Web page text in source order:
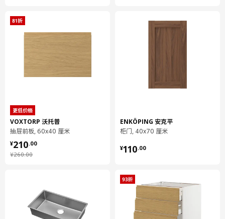
容量
包装数量
保养说明
用布块沾中性清洁剂充分擦洗
用干净布块擦干
实心白蜡木, 着色漆, 丙烯酸清漆
更低价格
VOXTORP 沃托普
抽屉前板, 60x40 厘米
¥260.00
¥ 260.00
¥210.00
¥ 210.00
ENKÖPING 安克平
柜门, 40x70 厘米
¥110.00
¥ 110.00